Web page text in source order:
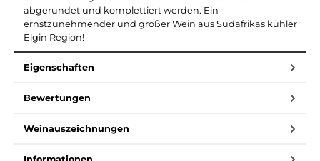
abgerundet und komplettiert werden. Ein
ernstzunehmender und großer Wein aus Südafrikas kühler
Elgin Region!
Eigenschaften
Bewertungen
Weinauszeichnungen